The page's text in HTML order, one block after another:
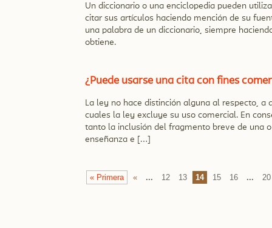
Un diccionario o una enciclopedia pueden
citar sus artículos haciendo mención de su
una palabra de un diccionario, siempre
obtiene.
¿Puede usarse una cita con fines
La ley no hace distinción alguna al respecto,
cuales la ley excluye su uso comercial. En
tanto la inclusión del fragmento breve de una
enseñanza e […]
« Primera « ... 12 13 14 15 16 ... 20